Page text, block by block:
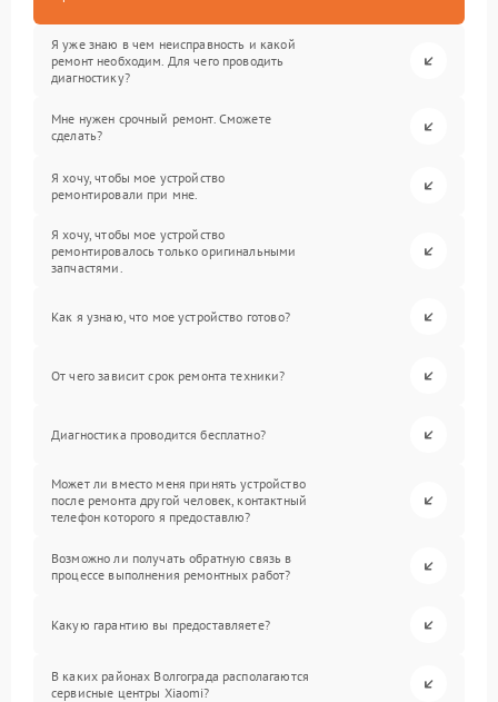
Я уже знаю в чем неисправность и какой
ремонт необходим. Для чего проводить
диагностику?
Мне нужен срочный ремонт. Сможете
сделать?
Я хочу, чтобы мое устройство
ремонтировали при мне.
Я хочу, чтобы мое устройство
ремонтировалось только оригинальными
запчастями.
Как я узнаю, что мое устройство готово?
От чего зависит срок ремонта техники?
Диагностика проводится бесплатно?
Может ли вместо меня принять устройство
после ремонта другой человек, контактный
телефон которого я предоставлю?
Возможно ли получать обратную связь в
процессе выполнения ремонтных работ?
Какую гарантию вы предоставляете?
В каких районах Волгограда располагаются
сервисные центры Xiaomi?